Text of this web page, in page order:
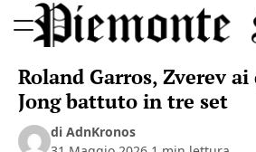
to
Sport
Roland Garros, Zverev
Jong battuto in tre set
di AdnKronos